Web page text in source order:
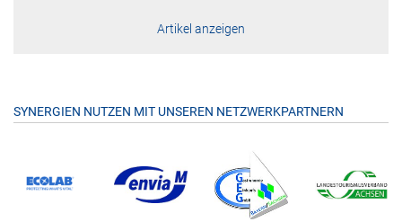
Artikel anzeigen
SYNERGIEN NUTZEN MIT UNSEREN NETZWERKPARTNERN